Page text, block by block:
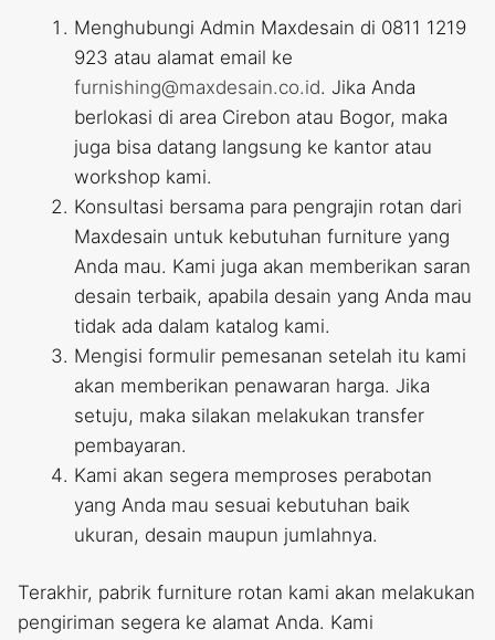
Menghubungi Admin Maxdesain di 0811 1219
923 atau alamat email ke
furnishing@maxdesain.co.id. Jika Anda
berlokasi di area Cirebon atau Bogor, maka
juga bisa datang langsung ke kantor atau
workshop kami.
Konsultasi bersama para pengrajin rotan dari
Maxdesain untuk kebutuhan furniture yang
Anda mau. Kami juga akan memberikan saran
desain terbaik, apabila desain yang Anda mau
tidak ada dalam katalog kami.
Mengisi formulir pemesanan setelah itu kami
akan memberikan penawaran harga. Jika
setuju, maka silakan melakukan transfer
pembayaran.
Kami akan segera memproses perabotan
yang Anda mau sesuai kebutuhan baik
ukuran, desain maupun jumlahnya.
Terakhir, pabrik furniture rotan kami akan melakukan
pengiriman segera ke alamat Anda. Kami